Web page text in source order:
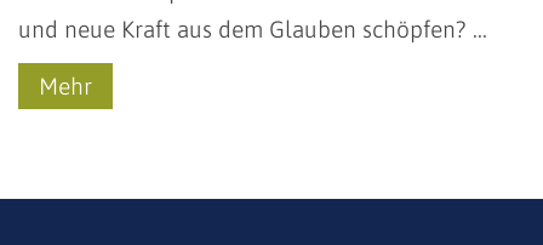
und neue Kraft aus dem Glauben schöpfen? ...
Mehr